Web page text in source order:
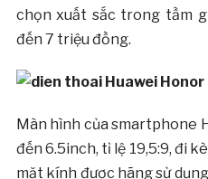
chọn xuất sắc trong tầm
đến 7 triệu đồng.
Màn hình của smartphone
đến 6.5inch, tỉ lệ 19,5:9, đi
mặt kính được hãng sử